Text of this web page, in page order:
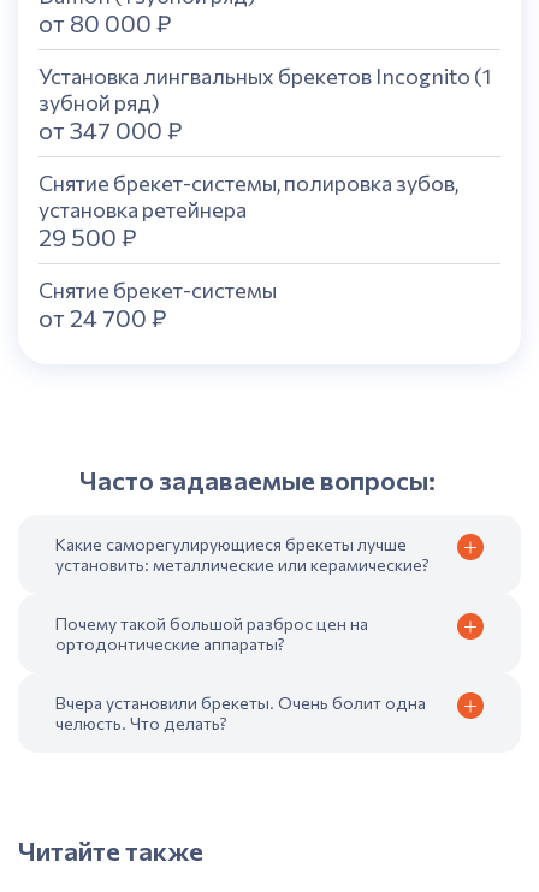
от 80 000 ₽
Установка лингвальных брекетов Incognito (1
зубной ряд)
от 347 000 ₽
Снятие брекет-системы, полировка зубов,
установка ретейнера
29 500 ₽
Снятие брекет-системы
от 24 700 ₽
Часто задаваемые вопросы:
Какие саморегулирующиеся брекеты лучше
установить: металлические или керамические?
Почему такой большой разброс цен на
ортодонтические аппараты?
Вчера установили брекеты. Очень болит одна
челюсть. Что делать?
Читайте также